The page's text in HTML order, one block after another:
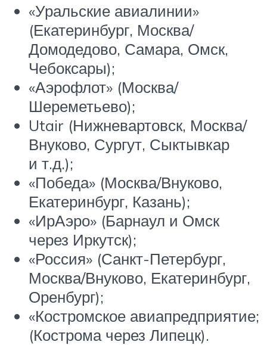
«Уральские авиалинии»
(Екатеринбург, Москва/
Домодедово, Самара, Омск,
Чебоксары);
«Аэрофлот» (Москва/
Шереметьево);
Utair (Нижневартовск, Москва/
Внуково, Сургут, Сыктывкар
и т.д.);
«Победа» (Москва/Внуково,
Екатеринбург, Казань);
«ИрАэро» (Барнаул и Омск
через Иркутск);
«Россия» (Санкт-Петербург,
Москва/Внуково, Екатеринбург,
Оренбург);
«Костромское авиапредприятие;
(Кострома через Липецк).